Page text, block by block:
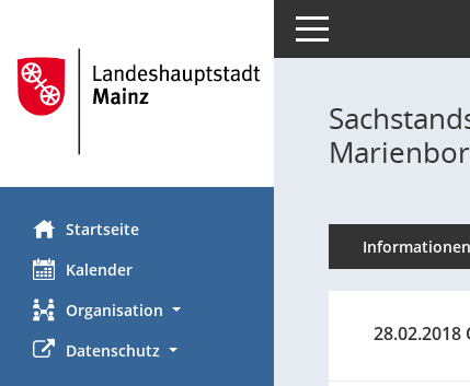
Startseite
Kalender
Organisation
Datenschutz
Toggle navigation
Informationen